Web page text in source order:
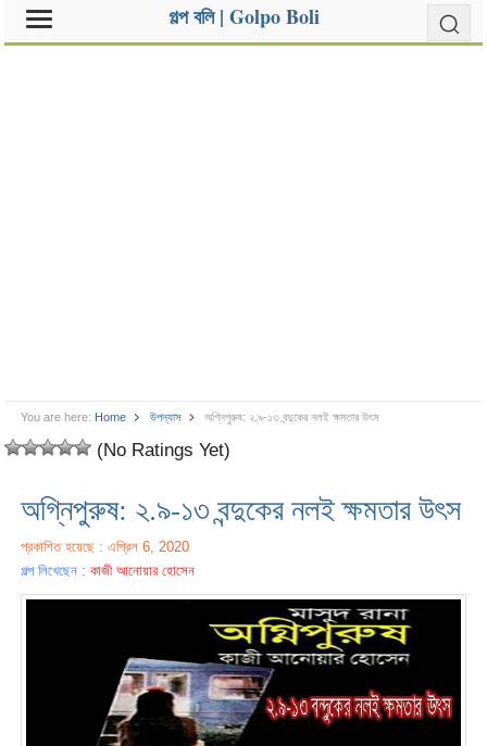
গল্প বলি | Golpo Boli
You are here: Home উপন্যাস অগ্নিপুরুষ: ২.৯-১৩ বন্দুকের নলই ক্ষমতার উৎস
(No Ratings Yet)
অগ্নিপুরুষ: ২.৯-১৩ বন্দুকের নলই ক্ষমতার উৎস
প্রকাশিত হয়েছে : এপ্রিল 6, 2020
গল্প লিখেছেন :কাজী আনোয়ার হোসেন